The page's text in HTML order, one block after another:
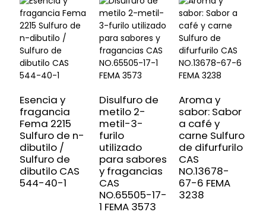
Esencia y
fragancia
Fema 2215
Sulfuro de n-
dibutilo /
Sulfuro de
dibutilo CAS
544-40-1
Disulfuro de
metilo 2-
metil-3-
furilo
utilizado
para sabores
y fragancias
CAS
NO.65505-17-
1 FEMA 3573
Aroma y
sabor: Sabor
a café y
carne Sulfuro
de difurfurilo
CAS
NO.13678-
67-6 FEMA
3238